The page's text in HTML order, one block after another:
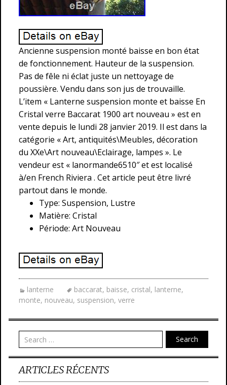
Ancienne suspension monté baisse en bon état
de fonctionnement. Hauteur de la suspension.
Pas de fêle ni éclat juste un nettoyage de
poussière. Vendu dans son jus de trouvaille.
L’item « Lanterne suspension monte et baisse En
Cristal verre Baccarat 1900 art nouveau » est en
vente depuis le lundi 28 janvier 2019. Il est dans la
catégorie « Art, antiquités\Meubles, décoration
du XXe\Art nouveau\Eclairage, lampes ». Le
vendeur est « lanormande6510″ et est localisé
à/en French Riviera . Cet article peut être livré
partout dans le monde.
Type: Suspension, Lustre
Matière: Cristal
Période: Art Nouveau
lanterne baccarat, baisse, cristal, lanterne,
monte, nouveau, suspension, verre
Search
ARTICLES RÉCENTS